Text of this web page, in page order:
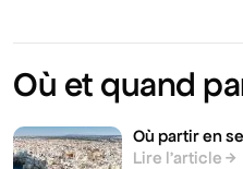
Où et quand
Où partir en
Lire l’article